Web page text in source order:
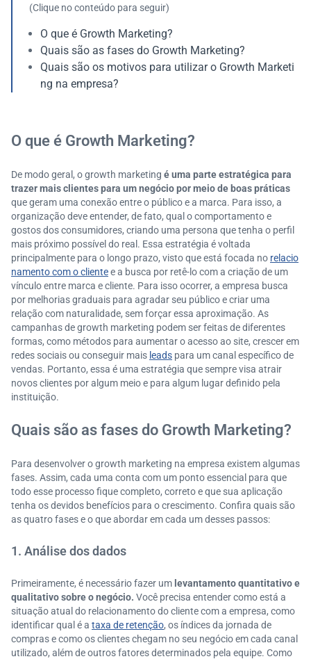
(Clique no conteúdo para seguir)
O que é Growth Marketing?
Quais são as fases do Growth Marketing?
Quais são os motivos para utilizar o Growth Marketi
ng na empresa?
O que é Growth Marketing?
De modo geral, o growth marketing é uma parte estratégica para
trazer mais clientes para um negócio por meio de boas práticas
que geram uma conexão entre o público e a marca. Para isso, a
organização deve entender, de fato, qual o comportamento e
gostos dos consumidores, criando uma persona que tenha o perfil
mais próximo possível do real. Essa estratégia é voltada
principalmente para o longo prazo, visto que está focada no relacio
namento com o clientee a busca por retê-lo com a criação de um
vínculo entre marca e cliente. Para isso ocorrer, a empresa busca
por melhorias graduais para agradar seu público e criar uma
relação com naturalidade, sem forçar essa aproximação. As
campanhas de growth marketing podem ser feitas de diferentes
formas, como métodos para aumentar o acesso ao site, crescer em
redes sociais ou conseguir mais leads para um canal específico de
vendas. Portanto, essa é uma estratégia que sempre visa atrair
novos clientes por algum meio e para algum lugar definido pela
instituição.
Quais são as fases do Growth Marketing?
Para desenvolver o growth marketing na empresa existem algumas
fases. Assim, cada uma conta com um ponto essencial para que
todo esse processo fique completo, correto e que sua aplicação
tenha os devidos benefícios para o crescimento. Confira quais são
as quatro fases e o que abordar em cada um desses passos:
1. Análise dos dados
Primeiramente, é necessário fazer um levantamento quantitativo e
qualitativo sobre o negócio. Você precisa entender como está a
situação atual do relacionamento do cliente com a empresa, como
identificar qual é a taxa de retenção, os índices da jornada de
compras e como os clientes chegam no seu negócio em cada canal
utilizado, além de outros fatores determinados pela equipe. Como